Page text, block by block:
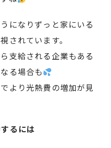
になりずっと家にいる
されています。
支給される企業もある
る場合も
より光熱費の増加が見
るには